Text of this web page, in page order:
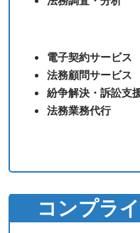
電子契約サービス
法務顧問サービス
紛争解決・訴訟支
法務業務代行
コンプラ